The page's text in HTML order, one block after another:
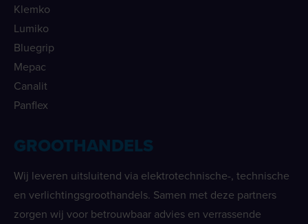
Klemko
Lumiko
Bluegrip
Mepac
Canalit
Panflex
GROOTHANDELS
Wij leveren uitsluitend via elektrotechnische-, technische
en verlichtingsgroothandels. Samen met deze partners
zorgen wij voor betrouwbaar advies en verrassende